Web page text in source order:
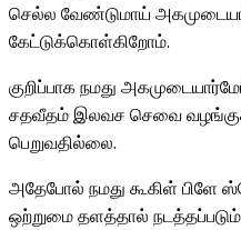
செல்ல வேண்டுமாய்
கேட்டுக்கொள்கிறோம்.
குறிப்பாக நமது
சதவீதம் இலவச செவை
பெறுவதில்லை.
அதேபோல் நமது கூகிள் பிளே
ஒற்றுமை தளத்தால்